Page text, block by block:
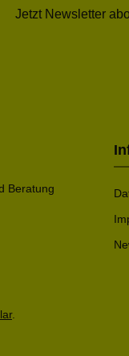
Jetzt Newsletter
Beratung
.